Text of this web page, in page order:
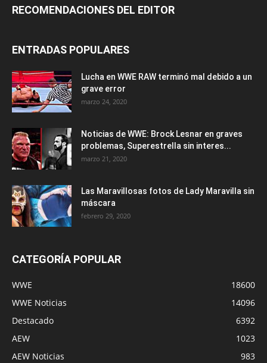
RECOMENDACIONES DEL EDITOR
ENTRADAS POPULARES
Lucha en WWE RAW terminó mal debido a un
grave error
marzo 24, 2020
Noticias de WWE: Brock Lesnar en graves
problemas, Superestrella sin interes...
marzo 21, 2020
Las Maravillosas fotos de Lady Maravilla sin
máscara
febrero 29, 2020
CATEGORÍA POPULAR
WWE
18600
WWE Noticias
14096
Destacado
6392
AEW
1023
AEW Noticias
983